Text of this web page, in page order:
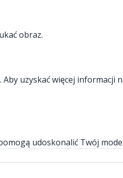
obraz.
uzyskać więcej informacji
udoskonalić Twój